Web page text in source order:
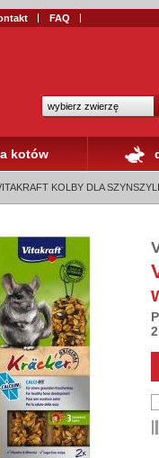
FAQ
wybierz zwierzę
kotów
KOLBY DLA